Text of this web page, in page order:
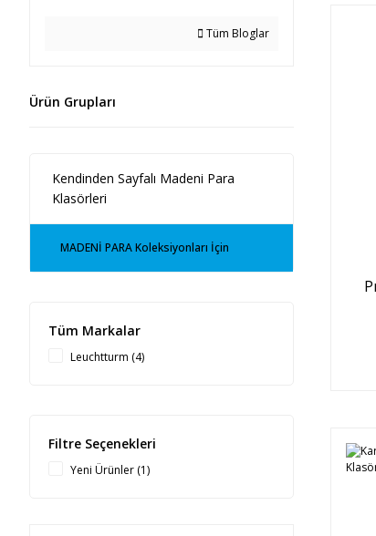
Tüm Bloglar
Ürün Grupları
Kendinden Sayfalı Madeni Para
Klasörleri
MADENİ PARA Koleksiyonları İçin
Tüm Markalar
Leuchtturm (4)
Filtre Seçenekleri
Yeni Ürünler (1)